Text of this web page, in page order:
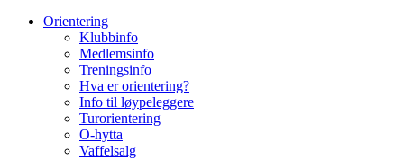
Orientering
Klubbinfo
Medlemsinfo
Treningsinfo
Hva er orientering?
Info til løypeleggere
Turorientering
O-hytta
Vaffelsalg